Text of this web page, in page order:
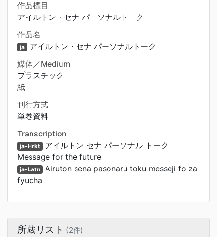
作品標目
アイルトン・セナ パーソナルトーク
作品名
ja アイルトン・セナ パーソナルトーク
媒体／Medium
プラスチック
紙
刊行方式
単巻資料
Transcription
ja-Hrkt アイルトン セナ パーソナル トーク
Message for the future
ja-Latn Airuton sena pasonaru toku messeji fo za
fyucha
所蔵リスト (2件)